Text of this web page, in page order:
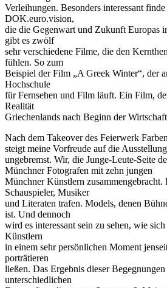
Verleihungen. Besonders interessant
DOK.euro.vision,
die die Gegenwart und Zukunft Europas
gibt es zwölf
sehr verschiedene Filme, die den
fühlen. So zum
Beispiel der Film „A Greek Winter“, der
Hochschule
für Fernsehen und Film läuft. Ein Film,
Realität
Griechenlands nach Beginn der
Nach dem Takeover des Feierwerk
steigt meine Vorfreude auf die
ungebremst. Wir, die Junge-Leute-Seite
Münchner Fotografen mit zehn jungen
Münchner Künstlern zusammengebracht.
Schauspieler, Musiker
und Literaten trafen. Models, denen
ist. Und dennoch
wird es interessant sein zu sehen, wie
Künstlern
in einem sehr persönlichen Moment
porträtieren
ließen. Das Ergebnis dieser
unterschiedlichen